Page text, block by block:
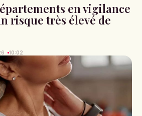
en vigilance
risque très élevé de
10:02